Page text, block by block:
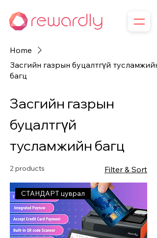
Home
Засгийн газрын буцалтгүй тусламжийн
багц
Засгийн газрын
буцалтгүй
тусламжийн багц
2 products Filter & Sort
СТАНДАРТ цуврал